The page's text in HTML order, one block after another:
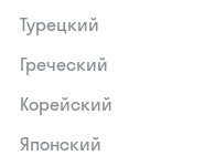
Турецкий
Греческий
Корейский
Японский